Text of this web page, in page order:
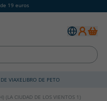
19 euros
VIAXELIBRO DE PETO
(LA CIUDAD DE LOS VIENTOS 1)